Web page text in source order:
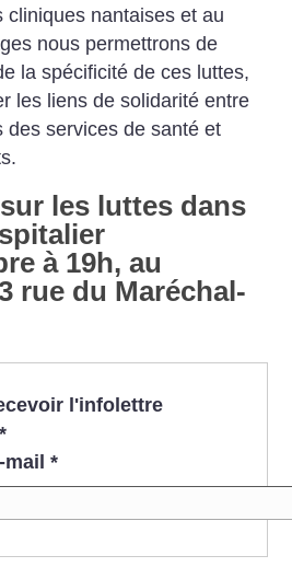
cliniques nantaises et au
nous permettrons de
la spécificité de ces luttes,
les liens de solidarité entre
des services de santé et
les luttes dans
à 19h, au
rue du Maréchal-
l'infolettre
*
mail *